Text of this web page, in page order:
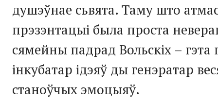
душэўнае сьвята. Таму што
прэзэнтацыі была проста
сямейны падрад Вольскіх – гэта
інкубатар ідэяў ды генэратар
станоўчых эмоцыяў.